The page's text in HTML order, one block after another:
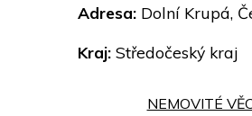
Adresa: Dolní Krupá,
Kraj: Středočeský kraj
NEMOVITÉ